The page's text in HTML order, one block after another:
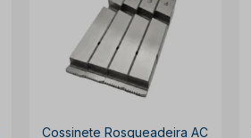
Cossinete Rosqueadeira AC